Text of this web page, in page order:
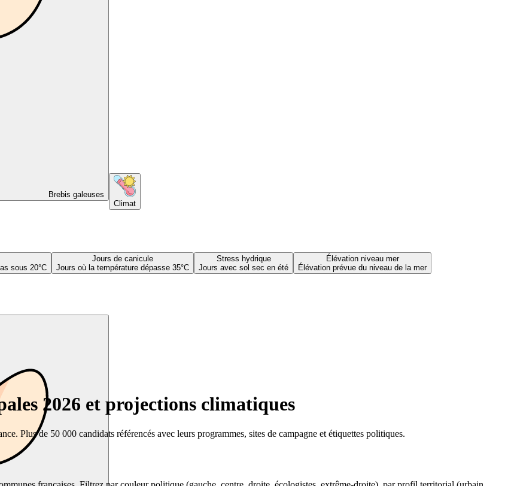
Brebis galeuses
Climat
sous 20°C
Jours de canicule
Jours où la température dépasse 35°C
Stress hydrique
Jours avec sol sec en été
Élévation niveau mer
Élévation prévue du niveau de la mer
2026 et projections climatiques
Plus de 50 000 candidats référencés avec leurs programmes, sites de campagne et étiquettes politiques.